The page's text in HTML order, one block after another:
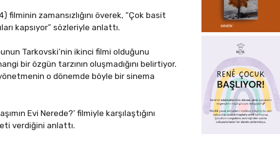
zamansızlığını överek, “Çok basit
kapsıyor” sözleriyle anlattı.
Tarkovski’nin ikinci filmi olduğunu
bir özgün tarzının oluşmadığını belirtiyor.
o dönemde böyle bir sinema
Evi Nerede?’ filmiyle karşılaştığını
verdiğini anlattı.